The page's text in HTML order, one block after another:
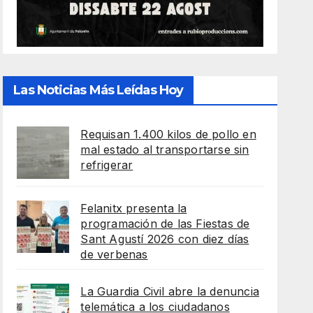
Las Noticias Más Leídas Hoy
Requisan 1.400 kilos de pollo en
mal estado al transportarse sin
refrigerar
Felanitx presenta la
programación de las Fiestas de
Sant Agustí 2026 con diez días
de verbenas
La Guardia Civil abre la denuncia
telemática a los ciudadanos